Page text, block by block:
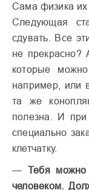
Сама физика их
Следующая
сдувать. Все
не прекрасно?
которые
например, или
та же
полезна. И
специально
клетчатку.
— Тебя можно
человеком.